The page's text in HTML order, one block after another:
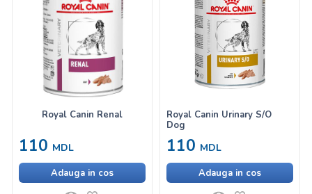
Royal Canin Renal
110 MDL
Adauga in cos
Royal Canin Urinary S/O
Dog
110 MDL
Adauga in cos